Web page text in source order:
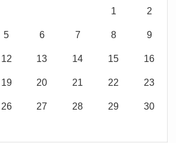
1 2
5 6 7 8 9
12 13 14 15 16
19 20 21 22 23
26 27 28 29 30